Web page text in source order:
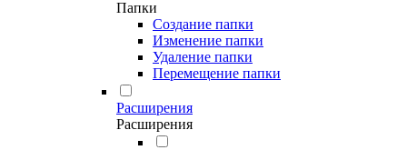
Папки
Создание папки
Изменение папки
Удаление папки
Перемещение папки
Расширения
Расширения